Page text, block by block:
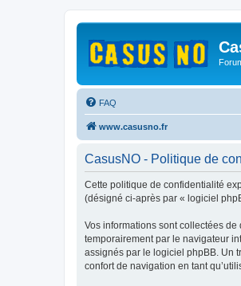
FAQ
www.casusno.fr
CasusNO - Politique de
Cette politique de confidentialité
(désigné ci-après par « logiciel
Vos informations sont collectées
temporairement par le navigateur
assignés par le logiciel phpBB. Un
confort de navigation en tant